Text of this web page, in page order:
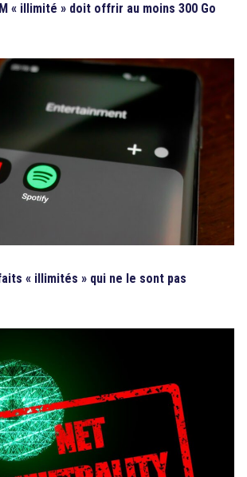
« illimité » doit offrir au moins 300 Go
« illimités » qui ne le sont pas